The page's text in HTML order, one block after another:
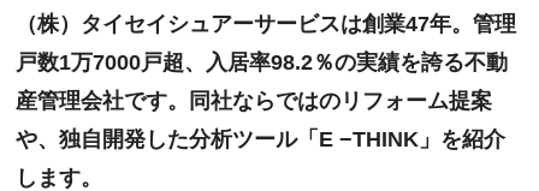
（株）タイセイシュアーサービスは創業47年。管理
戸数1万7000戸超、入居率98.2％の実績を誇る不動
産管理会社です。同社ならではのリフォーム提案
や、独自開発した分析ツール「E −THINK」を紹介
します。